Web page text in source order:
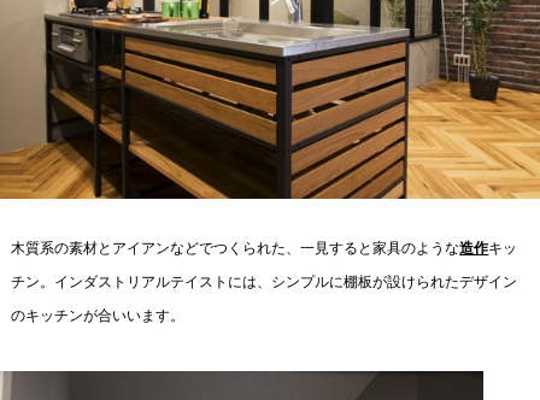
木質系の素材とアイアンなどでつくられた、一見すると家具のような造作キッ
チン。インダストリアルテイストには、シンプルに棚板が設けられたデザイン
のキッチンが合いいます。